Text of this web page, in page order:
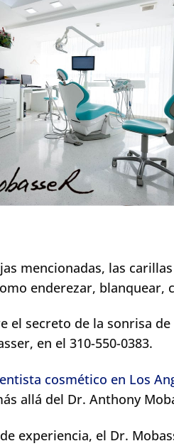
mencionadas, las
enderezar,
el secreto de la sonrisa
en el 310-550-0383.
cosmético en Los
allá del Dr. Anthony
experiencia, el Dr.